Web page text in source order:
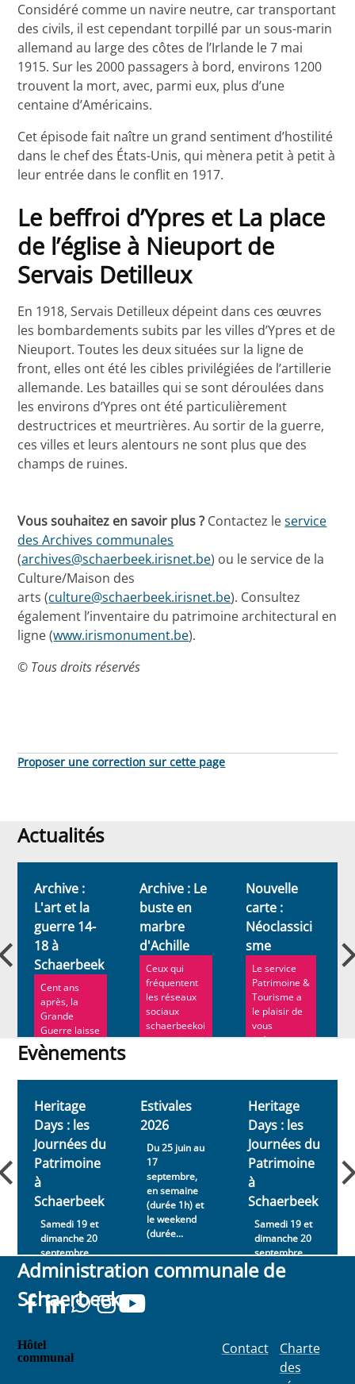
Considéré comme un navire neutre, car transportant
des civils, il est cependant torpillé par un sous-marin
allemand au large des côtes de l’Irlande le 7 mai
1915. Sur les 2000 passagers à bord, environs 1200
trouvent la mort, avec, parmi eux, plus d’une
centaine d’Américains.
Cet épisode fait naître un grand sentiment d’hostilité
dans le chef des États-Unis, qui mènera petit à petit à
leur entrée dans le conflit en 1917.
Le beffroi d’Ypres et La place
de l’église à Nieuport de
Servais Detilleux
En 1918, Servais Detilleux dépeint dans ces œuvres
les bombardements subits par les villes d’Ypres et de
Nieuport. Toutes les deux situées sur la ligne de
front, elles ont été les cibles privilégiées de l’artillerie
allemande. Les batailles qui se sont déroulées dans
les environs d’Ypres ont été particulièrement
destructrices et meurtrières. Au sortir de la guerre,
ces villes et leurs alentours ne sont plus que des
champs de ruines.
Vous souhaitez en savoir plus ? Contactez leservice
des Archives communales
(archives@schaerbeek.irisnet.be) ou le service de la
Culture/Maison des
arts (culture@schaerbeek.irisnet.be). Consultez
également l’inventaire du patrimoine architectural en
ligne (www.irismonument.be).
© Tous droits réservés
Proposer une correction sur cette page
Actualités
Actualités
Archive :
L'art et la
guerre 14-
18 à
Schaerbeek
Cent ans
après, la
Grande
Guerre laisse
encore un
souvenir
Archive : Le
buste en
marbre
d'Achille
Ceux qui
fréquentent
les réseaux
sociaux
schaerbeekoi
s connaissent
Nouvelle
carte :
Néoclassici
sme
Le service
Patrimoine &
Tourisme a
le plaisir de
vous
présenter sa
à
Evènements
Evènements
Heritage
Days : les
Journées du
Patrimoine
à
Schaerbeek
Samedi 19 et
dimanche 20
septembre
2026
Estivales
2026
Du 25 juin au
17
septembre,
en semaine
(durée 1h) et
le weekend
(durée...
Heritage
Days : les
Journées du
Patrimoine
à
Schaerbeek
Samedi 19 et
dimanche 20
septembre
2026
Administration communale de
Schaerbeek
Hôtel
communal
Contact
Charte
des